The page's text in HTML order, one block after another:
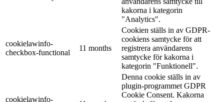
kakorna i kategorin
"Analytics".
cookielawinfo-
checkbox-functional
11 months
Cookien ställs in av GDPR-
cookiens samtycke för att
registrera användarens
samtycke för kakorna i
kategorin "Funktionell".
cookielawinfo-
Denna cookie ställs in av
plugin-programmet GDPR
Cookie Consent. Kakorna